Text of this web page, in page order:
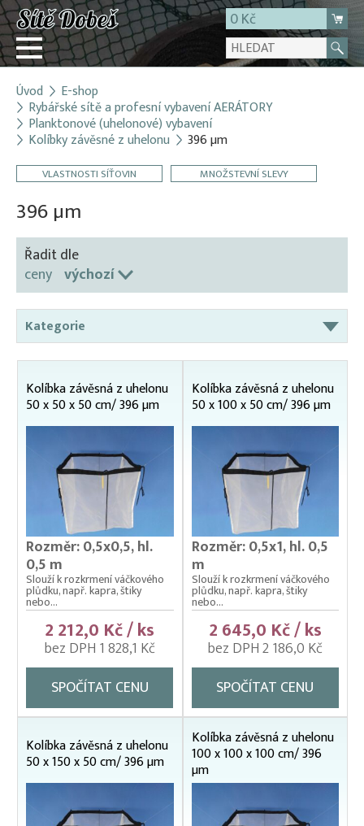
0 Kč
Přihlásit
Registrace
O firmě
Kontakt
Úvod E-shop
Rybářské sítě a profesní vybavení AERÁTORY
Planktonové (uhelonové) vybavení
Kolíbky závěsné z uhelonu 396 µm
VLASTNOSTI SÍŤOVIN MNOŽSTEVNÍ SLEVY
396 µm
Řadit dle
ceny výchozí
Kategorie
Čeřeny hospodářské
Kádě, kbelíky, vany
Kolíbky – klecové plovoucí odchovny
Kolíbky – krycí sítě na kolíbky
Kolíbky/haltýře – dvojitý plovoucí rám
Kolíbky/haltýře – jednoduchý plovoucí rám
Kolíbky/haltýře jednoduché závěsné (klecové sítě)
Krycí sítě na kádě a bazény
Krycí sítě na sádky, rybníky a klecové chovy
Lodě pracovní
Lodní motory závěsné Honda
Násady na kesery a saky
Nevody
Nosítka na ryby, rukávy na nošení
Odchovné bazény a žlaby
Kolíbka závěsná z uhelonu
50 x 50 x 50 cm/ 396 µm
Rozměr: 0,5x0,5, hl.
0,5 m
Slouží k rozkrmení váčkového
plůdku, např. kapra, štiky
nebo...
2 212,0 Kč / ks
bez DPH 1 828,1 Kč
SPOČÍTAT CENU
Kolíbka závěsná z uhelonu
50 x 100 x 50 cm/ 396 µm
Rozměr: 0,5x1, hl. 0,5
m
Slouží k rozkrmení váčkového
plůdku, např. kapra, štiky
nebo...
2 645,0 Kč / ks
bez DPH 2 186,0 Kč
SPOČÍTAT CENU
Kolíbka závěsná z uhelonu
50 x 150 x 50 cm/ 396 µm
Kolíbka závěsná z uhelonu
100 x 100 x 100 cm/ 396
µm